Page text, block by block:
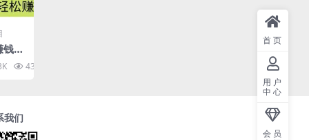
的
每
英
43.9K
我们
首页
用户
中心
会员